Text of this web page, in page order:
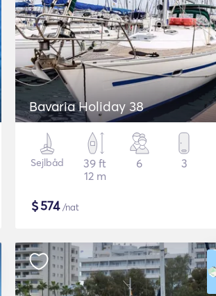
Bavaria Holiday 38
Sejlbåd
39 ft
12 m
6 3
$574/nat